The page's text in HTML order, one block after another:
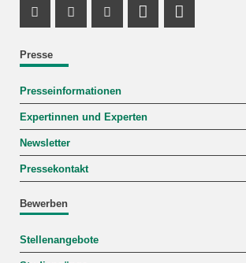
Presse
Presseinformationen
Expertinnen und Experten
Newsletter
Pressekontakt
Bewerben
Stellenangebote
Instagram Profil
Facebook Profil
Youtube Profil
Profil